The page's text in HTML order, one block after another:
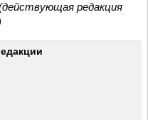
редакция